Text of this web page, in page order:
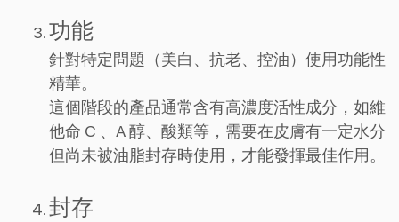
功能
針對特定問題（美白、抗老、控油）使用功能性
精華。
這個階段的產品通常含有高濃度活性成分，如維
他命 C 、A 醇、酸類等，需要在皮膚有一定水分
但尚未被油脂封存時使用，才能發揮最佳作用。
封存